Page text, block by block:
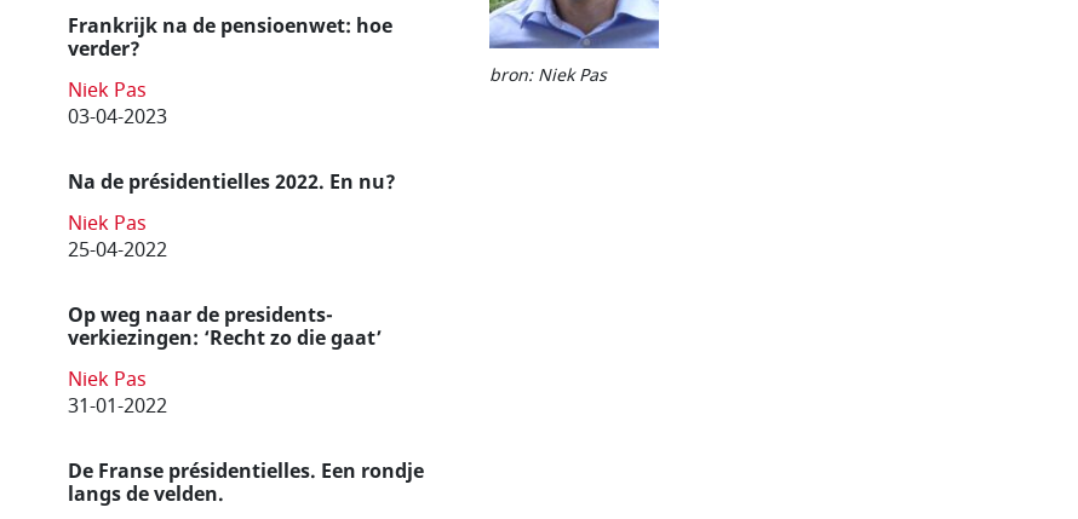
bron: Niek Pas
Frankrijk na de pensioenwet: hoe
verder?
Niek Pas
03-04-2023
Na de présidentielles 2022. En nu?
Niek Pas
25-04-2022
Op weg naar de presidents­
verkiezingen: ‘Recht zo die gaat’
Niek Pas
31-01-2022
De Franse présidentielles. Een rondje
langs de velden.